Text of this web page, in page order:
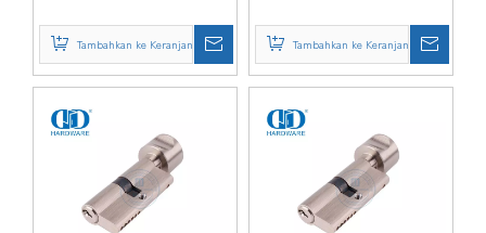
dengan Kenop Putar
Jempol-DDLC025-70mm-SN
Tambahkan ke Keranjang
DDLC001-65mm-AB
Tambahkan ke Keranjang